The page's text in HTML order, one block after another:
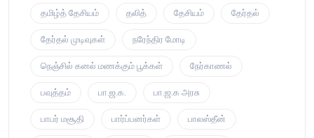
தமிழ்த் தேசியம் தலித் தேசியம் தேர்தல்
தேர்தல் முடிவுகள் நரேந்திர மோடி
நெஞ்சில் கனல் மணக்கும் பூக்கள் நேர்காணல்
பவுத்தம் பா.ஜ.க. பா.ஜ.க அரசு
பாபர் மசூதி பார்ப்பனர்கள் பாலஸ்தீன்